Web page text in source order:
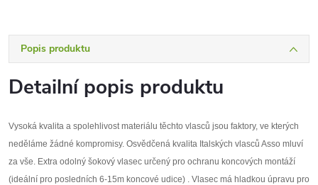
Popis produktu
Detailní popis produktu
Vysoká kvalita a spolehlivost materiálu těchto vlasců jsou faktory, ve kterých
neděláme žádné kompromisy. Osvědčená kvalita Italských vlasců Asso mluví
za vše. Extra odolný šokový vlasec určený pro ochranu koncových montáží
(ideální pro posledních 6-15m koncové udice) . Vlasec má hladkou úpravu pro